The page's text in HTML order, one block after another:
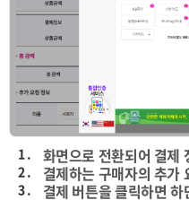
1 . 화면으로 전환되어 결제
2 . 결제하는 구매자의 추가
3 .
결제 버튼을 클릭하면